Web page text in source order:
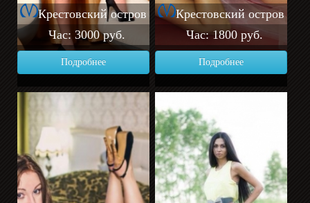
Крестовский остров
Час: 3000 руб.
Подробнее
Крестовский остров
Час: 1800 руб.
Подробнее